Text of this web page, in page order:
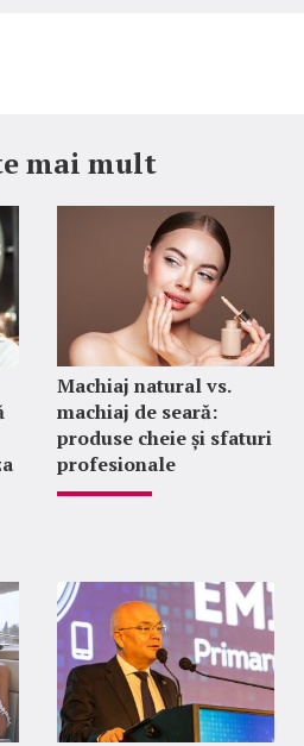
mai mult
Machiaj natural vs.
machiaj de seară:
produse cheie și sfaturi
profesionale